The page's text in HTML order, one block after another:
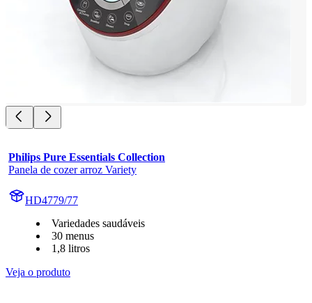
Philips Pure Essentials Collection
Panela de cozer arroz Variety
HD4779/77
Variedades saudáveis
30 menus
1,8 litros
Veja o produto